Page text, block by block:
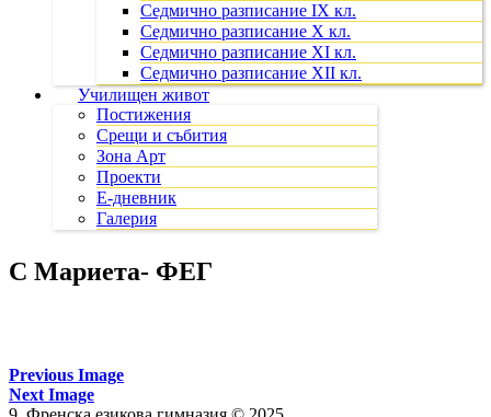
Седмично разписание IX кл.
Седмично разписание X кл.
Седмично разписание XI кл.
Седмично разписание XII кл.
Училищен живот
Постижения
Срещи и събития
Зона Арт
Проекти
Е-дневник
Галерия
С Мариета- ФЕГ
Previous Image
Next Image